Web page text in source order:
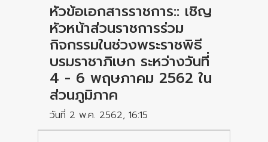
หัวข้อเอกสารราชการ:: เชิญ
หัวหน้าส่วนราชการร่วม
กิจกรรมในช่วงพระราชพิธี
บรมราชาภิเษก ระหว่างวันที่
4 - 6 พฤษภาคม 2562 ใน
ส่วนภูมิภาค
วันที่ 2 พ.ค. 2562, 16:15